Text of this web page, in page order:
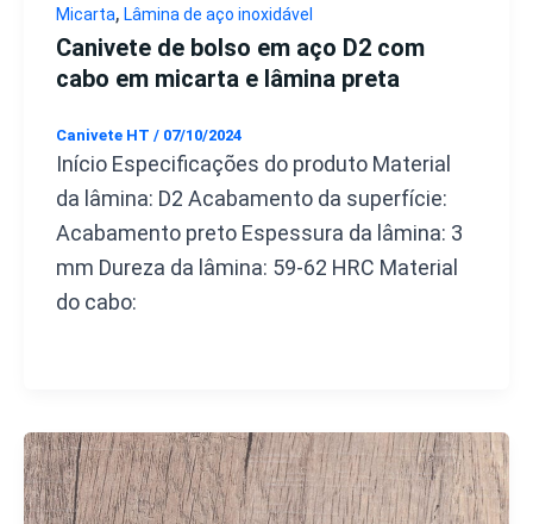
Micarta, Lâmina de aço inoxidável
Canivete de bolso em aço D2 com
cabo em micarta e lâmina preta
Canivete HT / 07/10/2024
Início Especificações do produto Material
da lâmina: D2 Acabamento da superfície:
Acabamento preto Espessura da lâmina: 3
mm Dureza da lâmina: 59-62 HRC Material
do cabo: